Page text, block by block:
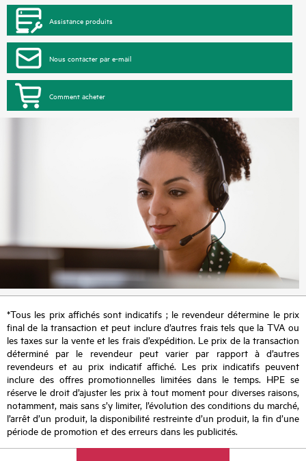
Assistance produits
Nous contacter par e-mail
Comment acheter
*Tous les prix affichés sont indicatifs ; le revendeur détermine le prix
final de la transaction et peut inclure d’autres frais tels que la TVA ou
les taxes sur la vente et les frais d’expédition. Le prix de la transaction
déterminé par le revendeur peut varier par rapport à d’autres
revendeurs et au prix indicatif affiché. Les prix indicatifs peuvent
inclure des offres promotionnelles limitées dans le temps. HPE se
réserve le droit d’ajuster les prix à tout moment pour diverses raisons,
notamment, mais sans s’y limiter, l’évolution des conditions du marché,
l’arrêt d’un produit, la disponibilité restreinte d’un produit, la fin d’une
période de promotion et des erreurs dans les publicités.